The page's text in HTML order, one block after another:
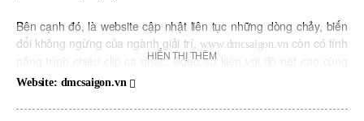
Bên cạnh đó, là website cập nhật liên tục những dòng chảy, biến
đổi không ngừng của ngành giải trí, www.dmcsaigon.vn còn có tính
năng trình chiếu clip ca nhạc, video sự kiện với độ nét cao cùng
âm thanh sống động. Trong quá trình làm việc, Vườn Cảm Xúc
Gòn nhận diện thương hiệu, thu hút sự chú ý của công chúng,
HIỂN THỊ THÊM
Website: dmcsaigon.vn